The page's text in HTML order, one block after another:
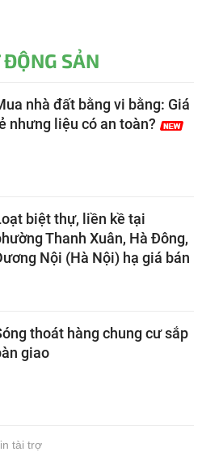
SẢN
nhà đất bằng vi bằng: Giá
nhưng liệu có an toàn?
biệt thự, liền kề tại
Thanh Xuân, Hà Đông,
Nội (Hà Nội) hạ giá bán
thoát hàng chung cư sắp
giao
tài trợ